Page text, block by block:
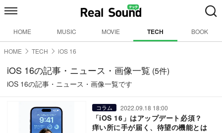
HOME MUSIC MOVIE TECH BOOK
HOME TECH iOS 16
iOS 16の記事・ニュース・画像一覧 (5件)
iOS 16の記事・ニュース・画像一覧です
コラム 2022.09.18 18:00
「iOS 16」はアップデート必須？
痒い所に手が届く、待望の機能とは